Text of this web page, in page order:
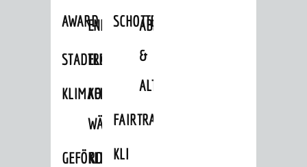
AWARDENERGIEBERATUNG
STADTRADELN
ELEKTROMOBILITÄTSBERATUNG
KLIMAFITKOMMUNALE
WÄRMEPLANUNG
GEFÖRDERTE
KLIMASCHUTZKONZEPT
SCHOTTERGÄRTEN
ABFALL
&
ALTLASTEN
FAIRTRADE
KLEIDERTAUSCHBÖRSE